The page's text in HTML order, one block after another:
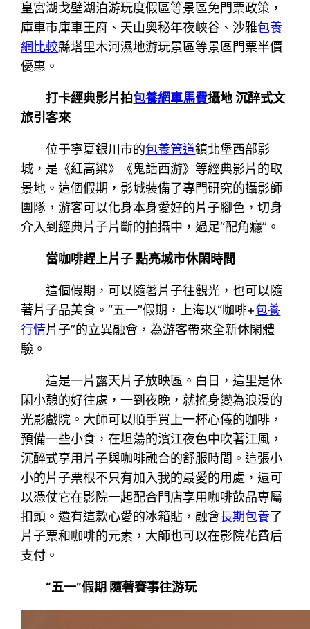
皇宮湖戈壁湖泊游玩度假區等景區免門票政策，
庫車市庫車王府、天山奧秘年夜峽谷、沙雅包養
網比較縣塔里木河濕地游玩景區等景區門票半價
優惠。
打卡經典影片拍包養網車馬費攝地 沉醉式文
旅引客來
位于寧夏銀川市的包養管道鎮北堡西部影
城，是《紅高粱》《鬼話西游》等經典影片的取
景地。這個假期，影城裝備了專門研究的攝影師
團隊，游客可以化身本身愛好的片子腳色，切身
介入到經典片子片斷的拍攝中，過足“配角癮”。
當咖啡趕上片子 點亮城市休閑時間
這個假期，可以隨著片子往觀光，也可以隨
著片子品美食。“五一”假期，上海以“咖啡+包養
行情片子”的立異融會，為游客帶來全新休閑體
驗。
這是一片露天片子放映區。白日，這里是休
閑小憩的好往處，一到夜晚，就搖身變為浪漫的
光影戲院。大師可以順手買上一杯心儀的咖啡，
預備一些小食，在坦蕩的濱江夜色中吹著江風，
沉醉式享用片子與咖啡融合的舒服時間。這張小
小的片子票根不只有加入我的最愛的用處，還可
以憑仗它在影院一起配合門店享用咖啡飲品專屬
扣頭。還有這款心愛的冰箱貼，融會長期包養了
片子票和咖啡的元素，大師也可以在影院花費后
支付。
“五一”假期 隨著賽事往游玩